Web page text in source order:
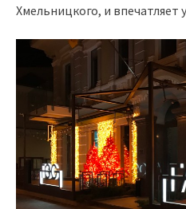
Хмельницкого, и впечатляет